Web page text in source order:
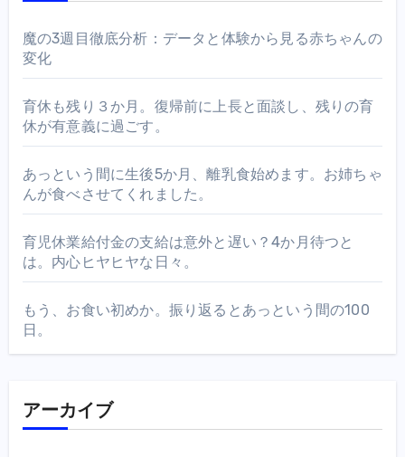
魔の3週目徹底分析：データと体験から見る赤ちゃんの
変化
育休も残り３か月。復帰前に上長と面談し、残りの育
休が有意義に過ごす。
あっという間に生後5か月、離乳食始めます。お姉ちゃ
んが食べさせてくれました。
育児休業給付金の支給は意外と遅い？4か月待つと
は。内心ヒヤヒヤな日々。
もう、お食い初めか。振り返るとあっという間の100
日。
アーカイブ